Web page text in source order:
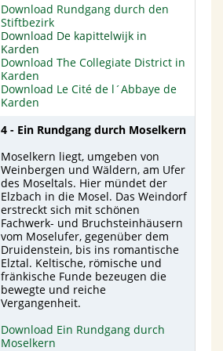
Download Rundgang durch den
Stiftbezirk
Download De kapittelwijk in
Karden
Download The Collegiate District in
Karden
Download Le Cité de l´Abbaye de
Karden
4 - Ein Rundgang durch Moselkern
Moselkern liegt, umgeben von
Weinbergen und Wäldern, am Ufer
des Moseltals. Hier mündet der
Elzbach in die Mosel. Das Weindorf
erstreckt sich mit schönen
Fachwerk- und Bruchsteinhäusern
vom Moselufer, gegenüber dem
Druidenstein, bis ins romantische
Elztal. Keltische, römische und
fränkische Funde bezeugen die
bewegte und reiche
Vergangenheit.
Download Ein Rundgang durch
Moselkern